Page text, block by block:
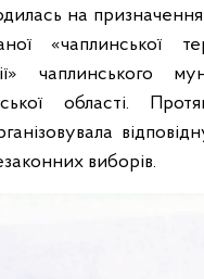
на призначення
«чаплинської
чаплинського
області.
виборів.